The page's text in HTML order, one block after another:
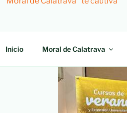
Inicio Moral de Calatrava